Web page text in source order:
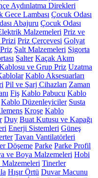
Aydınlatma Direkleri
Gece Lambası Çocuk Odası
Abajuru Çocuk Odası
Malzemeleri Priz ve
Priz Çerçevesi Golyat
Şalt Malzemeleri Sigorta
Şalter Kaçak Akım
ve Grup Priz Uzatma
Kablo Aksesuarları
Pil ve Şarj Cihazları Zaman
Fiş Kablo Pabucu Kablo
Kablo Düzenleyiciler Susta
Kroşe Kablo
Duy Buat Kutusu ve Kapağı
Enerji Sistemleri Güneş
Tavan Vantilatörleri
Döşeme Parke Parke Profil
ve Boya Malzemeleri Hobi
Tinerler
Hışır Örtü Duvar Macunu